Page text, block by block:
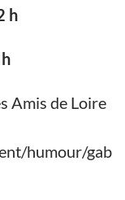
h
Amis de Loire
humour/gab